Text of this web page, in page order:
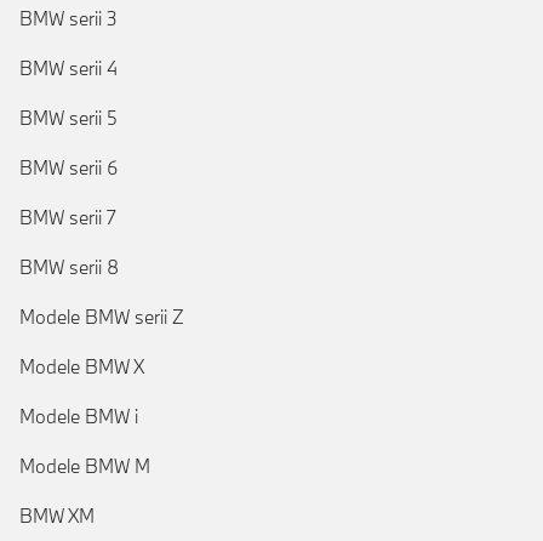
BMW serii 3
BMW serii 4
BMW serii 5
BMW serii 6
BMW serii 7
BMW serii 8
Modele BMW serii Z
Modele BMW X
Modele BMW i
Modele BMW M
BMW XM